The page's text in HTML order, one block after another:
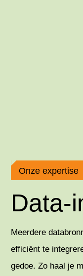
Onze expertise
Data-
Meerdere
efficiënt te
gedoe. Zo haal je